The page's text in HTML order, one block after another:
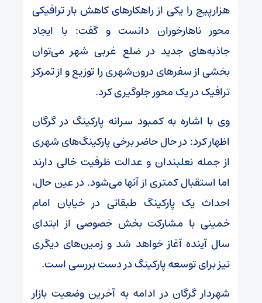
هزارپیچ را یکی از راهکارهای کاهش بار ترافیکی
محور ناهارخوران دانست و گفت: با ایجاد
جاذبه‌های جدید در ضلع غربی شهر می‌توان
بخشی از سفرهای درون‌شهری را توزیع و از تمرکز
ترافیک در یک محور جلوگیری کرد.
وی با اشاره به کمبود سرانه پارکینگ در گرگان
اظهار کرد: در حال حاضر برخی پارکینگ‌های شهری
از جمله نعلبندان و عدالت ظرفیت خالی دارند
اما استقبال کمتری از آنها می‌شود. در عین حال،
احداث یک پارکینگ طبقاتی در خیابان امام
خمینی با مشارکت بخش خصوصی از ابتدای
سال آینده آغاز خواهد شد و زمین‌های دیگری
نیز برای توسعه پارکینگ در دست بررسی است.
شهردار گرگان در ادامه به آخرین وضعیت بازار